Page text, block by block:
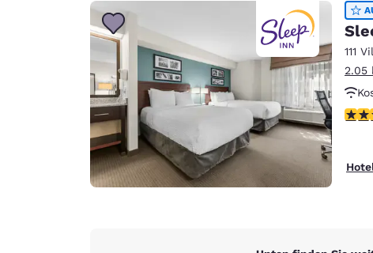
Français
Europa
Deutschland
Deutsch
Spain
English
111
2.05